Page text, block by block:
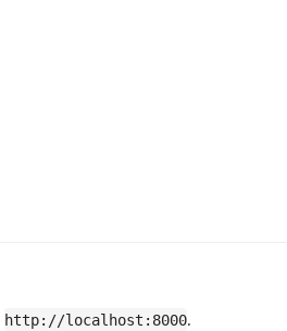
http://localhost:8000.